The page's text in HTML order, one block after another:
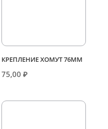
КРЕПЛЕНИЕ ХОМУТ 76ММ
75,00₽